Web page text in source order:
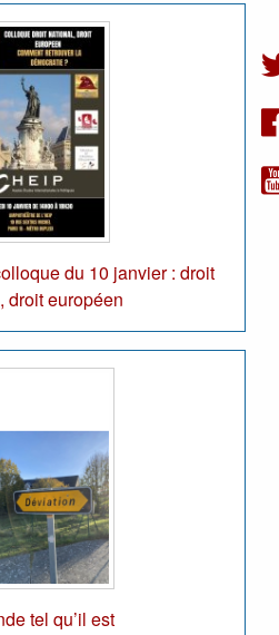
du 10 janvier : droit
droit européen
tel qu’il est